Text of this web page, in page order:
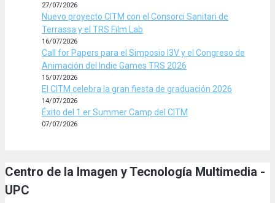
27/07/2026
Nuevo proyecto CITM con el Consorci Sanitari de
Terrassa y el TRS Film Lab
16/07/2026
Call for Papers para el Simposio I3V y el Congreso de
Animación del Indie Games TRS 2026
15/07/2026
El CITM celebra la gran fiesta de graduación 2026
14/07/2026
Éxito del 1.er Summer Camp del CITM
07/07/2026
Centro de la Imagen y Tecnología Multimedia -
UPC